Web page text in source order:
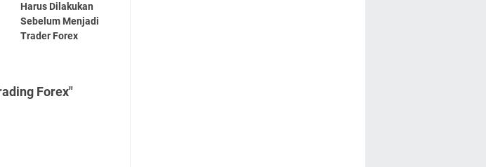
Harus Dilakukan
Sebelum Menjadi
Trader Forex
Forex"